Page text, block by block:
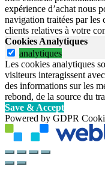
expérience d’achat nous
navigation traitées par les
clients relatives à votre
Cookies Analytiques
analytiques
Les cookies analytiques
visiteurs interagissent
des informations sur les
rebond, de la source du
Save & Accept
Powered by GDPR